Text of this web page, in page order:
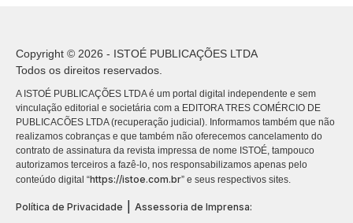
Copyright © 2026 - ISTOÉ PUBLICAÇÕES LTDA
Todos os direitos reservados.
A ISTOÉ PUBLICAÇÕES LTDA é um portal digital independente e sem
vinculação editorial e societária com a EDITORA TRES COMÉRCIO DE
PUBLICACÕES LTDA (recuperação judicial). Informamos também que não
realizamos cobranças e que também não oferecemos cancelamento do
contrato de assinatura da revista impressa de nome ISTOÉ, tampouco
autorizamos terceiros a fazê-lo, nos responsabilizamos apenas pelo
conteúdo digital “https://istoe.com.br” e seus respectivos sites.
Política de Privacidade
Assessoria de Imprensa: